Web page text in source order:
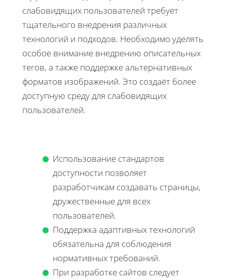
слабовидящих пользователей требует
тщательного внедрения различных
технологий и подходов. Необходимо уделять
особое внимание внедрению описательных
тегов, а также поддержке альтернативных
форматов изображений. Это создаёт более
доступную среду для слабовидящих
пользователей.
Использование стандартов
доступности позволяет
разработчикам создавать страницы,
дружественные для всех
пользователей.
Поддержка адаптивных технологий
обязательна для соблюдения
нормативных требований.
При разработке сайтов следует